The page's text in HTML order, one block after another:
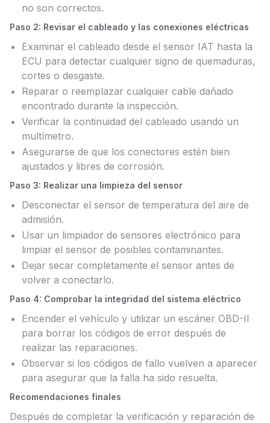
no son correctos.
Paso 2: Revisar el cableado y las conexiones eléctricas
Examinar el cableado desde el sensor IAT hasta la
ECU para detectar cualquier signo de quemaduras,
cortes o desgaste.
Reparar o reemplazar cualquier cable dañado
encontrado durante la inspección.
Verificar la continuidad del cableado usando un
multímetro.
Asegurarse de que los conectores estén bien
ajustados y libres de corrosión.
Paso 3: Realizar una limpieza del sensor
Desconectar el sensor de temperatura del aire de
admisión.
Usar un limpiador de sensores electrónico para
limpiar el sensor de posibles contaminantes.
Dejar secar completamente el sensor antes de
volver a conectarlo.
Paso 4: Comprobar la integridad del sistema eléctrico
Encender el vehículo y utilizar un escáner OBD-II
para borrar los códigos de error después de
realizar las reparaciones.
Observar si los códigos de fallo vuelven a aparecer
para asegurar que la falla ha sido resuelta.
Recomendaciones finales
Después de completar la verificación y reparación de